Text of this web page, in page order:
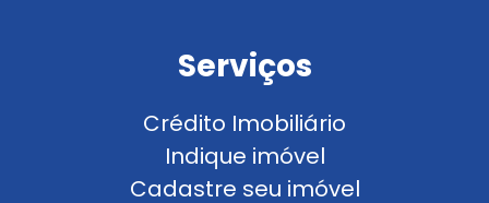
Serviços
Crédito Imobiliário
Indique imóvel
Cadastre seu imóvel